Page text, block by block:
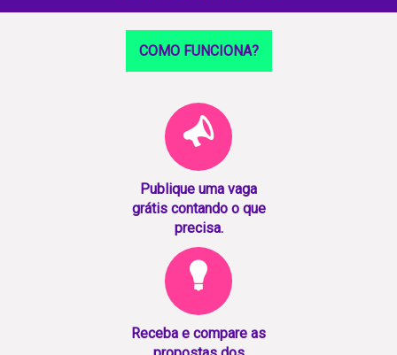
COMO FUNCIONA?
Publique uma vaga
grátis contando o que
precisa.
Receba e compare as